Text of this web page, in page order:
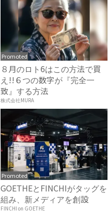
Promoted
８月のロト6はこの方法で買
え!!６つの数字が『完全一
致』する方法
株式会社MURA
Promoted
GOETHEとFINCHIがタッグを
組み、新メディアを創設
FINCHI on GOETHE